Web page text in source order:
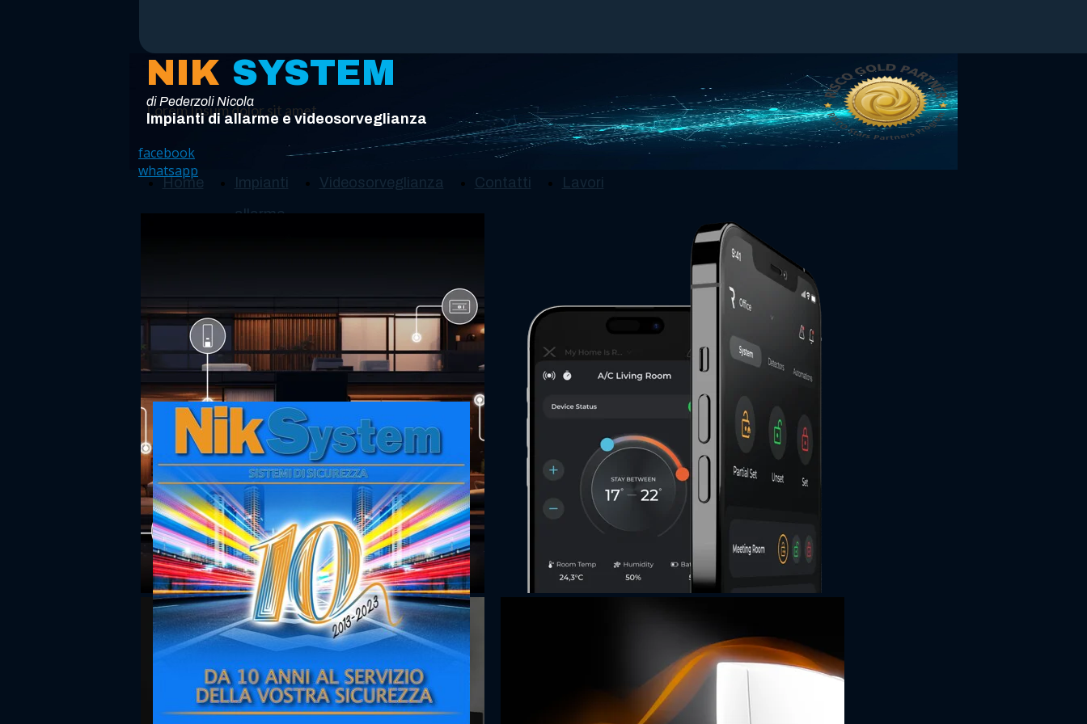
NIK SYSTEM
di Pederzoli Nicola
Impianti di allarme e videosorveglianza
Lorem Ipsum dolor sit amet
facebook
whatsapp
Home
Impianti
allarme
Videosorveglianza Contatti Lavori